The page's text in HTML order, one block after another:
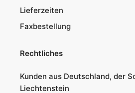
Lieferzeiten
Faxbestellung
Rechtliches
Kunden aus Deutschland, der
Liechtenstein